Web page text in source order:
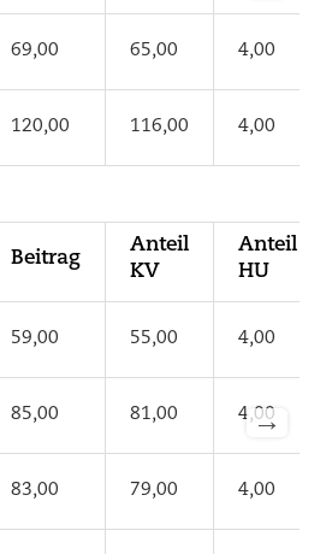
69,00 65,00 4,00
120,00 116,00 4,00
Beitrag
Anteil
KV
Anteil
HU
59,00 55,00 4,00
85,00 81,00 4,00
83,00 79,00 4,00
→